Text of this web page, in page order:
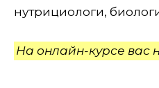
нутрициологи,
На онлайн-курсе вас